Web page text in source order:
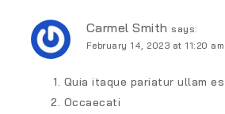
Carmel Smith says:
February 14, 2023 at 11:20 am
Quia itaque pariatur ullam
Occaecati